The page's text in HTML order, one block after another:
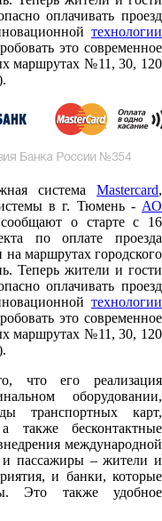
оплачивать проезд
технологии
это современное
маршрутах №11, 30, 120
система Mastercard,
в г. Тюмень - АО
сообщают о старте c 16
по оплате проезда
маршрутах городского
Теперь жители и гости
оплачивать проезд
технологии
это современное
маршрутах №11, 30, 120
что его реализация
оборудовании,
транспортных карт,
бесконтактные
международной
и пассажиры – жители и
и банки, которые
Это также удобное